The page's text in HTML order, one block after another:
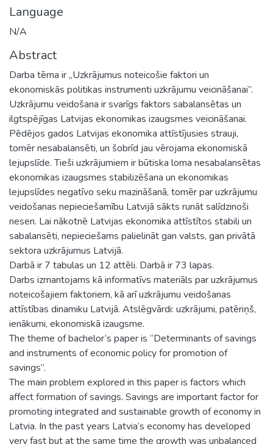
Language
N/A
Abstract
Darba tēma ir „Uzkrājumus noteicošie faktori un
ekonomiskās politikas instrumenti uzkrājumu veicināšanai”.
Uzkrājumu veidošana ir svarīgs faktors sabalansētas un
ilgtspējīgas Latvijas ekonomikas izaugsmes veicināšanai.
Pēdējos gados Latvijas ekonomika attīstījusies strauji,
tomēr nesabalansēti, un šobrīd jau vērojama ekonomiskā
lejupslīde. Tieši uzkrājumiem ir būtiska loma nesabalansētas
ekonomikas izaugsmes stabilizēšana un ekonomikas
lejupslīdes negatīvo seku mazināšanā, tomēr par uzkrājumu
veidošanas nepieciešamību Latvijā sākts runāt salīdzinoši
nesen. Lai nākotnē Latvijas ekonomika attīstītos stabili un
sabalansēti, nepieciešams palielināt gan valsts, gan privātā
sektora uzkrājumus Latvijā.
Darbā ir 7 tabulas un 12 attēli. Darbā ir 73 lapas.
Darbs izmantojams kā informatīvs materiāls par uzkrājumus
noteicošajiem faktoriem, kā arī uzkrājumu veidošanas
attīstības dinamiku Latvijā. Atslēgvārdi: uzkrājumi, patēriņš,
ienākumi, ekonomiskā izaugsme.
The theme of bachelor’s paper is “Determinants of savings
and instruments of economic policy for promotion of
savings”.
The main problem explored in this paper is factors which
affect formation of savings. Savings are important factor for
promoting integrated and sustainable growth of economy in
Latvia. In the past years Latvia’s economy has developed
very fast but at the same time the growth was unbalanced